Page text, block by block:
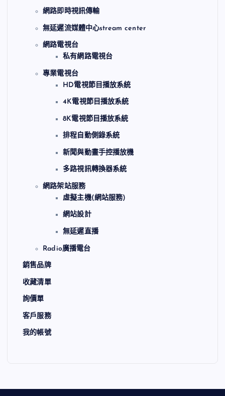
網路即時視訊傳輸
無延遲流媒體中心stream center
網路電視台
私有網路電視台
專業電視台
HD電視節目播放系統
4K電視節目播放系統
8K電視節目播放系統
排程自動側錄系統
新聞與動畫手控播放機
多路視訊轉換器系統
網路架站服務
虛擬主機(網站服務)
網站設計
無延遲直播
Radio廣播電台
銷售品牌
收藏清單
詢價單
客戶服務
我的帳號